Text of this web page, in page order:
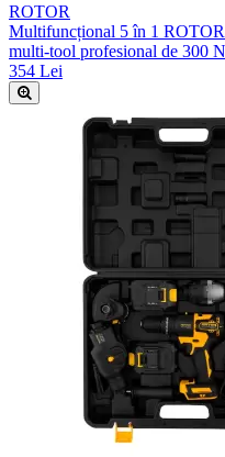
ROTOR
Multifuncțional 5 în 1
multi-tool profesional de 300
354 Lei